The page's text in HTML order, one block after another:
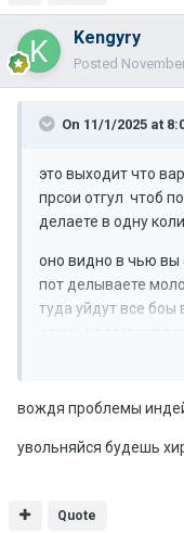
Kengyry
Posted
On 11/1/2025 at
это выходит что
прсои отгул чтоб
делаете в одну
оно видно в чью вы
пот делываете
туда уйдут все боы
вождя проблемы
увольняйся будешь
Quote